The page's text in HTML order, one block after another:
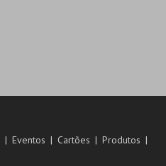
Eventos Cartões
Produtos